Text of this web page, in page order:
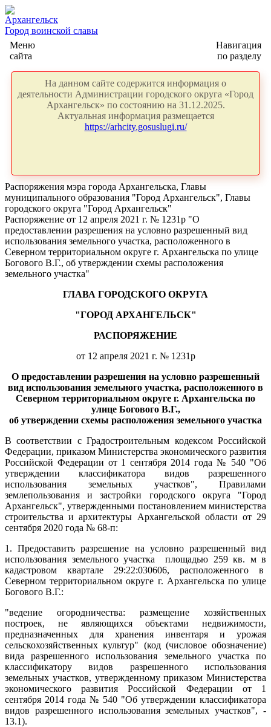
Архангельск
Город воинской славы
Меню
сайта
Навигация
по разделу
На данном сайте содержится информация о
деятельности Администрации городского округа «Город
Архангельск» по состоянию на 31.12.2025.
Актуальная информация размещается
https://arhcity.gosuslugi.ru/
Распоряжения мэра города Архангельска, Главы
муниципального образования "Город Архангельск", Главы
городского округа "Город Архангельск"
Распоряжение от 12 апреля 2021 г. № 1231р "О
предоставлении разрешения на условно разрешенный вид
использования земельного участка, расположенного в
Северном территориальном округе г. Архангельска по улице
Богового В.Г., об утверждении схемы расположения
земельного участка"
ГЛАВА ГОРОДСКОГО ОКРУГА
"ГОРОД АРХАНГЕЛЬСК"
РАСПОРЯЖЕНИЕ
от 12 апреля 2021 г. № 1231р
О предоставлении разрешения на условно разрешенный
вид использования земельного участка, расположенного в
Северном территориальном округе г. Архангельска по
улице Богового В.Г.,
об утверждении схемы расположения земельного участка
В соответствии с Градостроительным кодексом Российской
Федерации, приказом Министерства экономического развития
Российской Федерации от 1 сентября 2014 года № 540 "Об
утверждении классификатора видов разрешенного
использования земельных участков", Правилами
землепользования и застройки городского округа "Город
Архангельск", утвержденными постановлением министерства
строительства и архитектуры Архангельской области от 29
сентября 2020 года № 68-п:
1.Предоставить разрешение на условно разрешенный вид
использования земельного участка площадью 259 кв. м в
кадастровом квартале 29:22:030606, расположенного в
Северном территориальном округе г. Архангельска по улице
Богового В.Г.:
"ведение огородничества: размещение хозяйственных
построек, не являющихся объектами недвижимости,
предназначенных для хранения инвентаря и урожая
сельскохозяйственных культур" (код (числовое обозначение)
вида разрешенного использования земельного участка по
классификаторувидов разрешенного использования
земельных участков, утвержденному приказом Министерства
экономического развития Российской Федерации от 1
сентября 2014 года № 540 "Об утверждении классификатора
видов разрешенного использования земельных участков", -
13.1).